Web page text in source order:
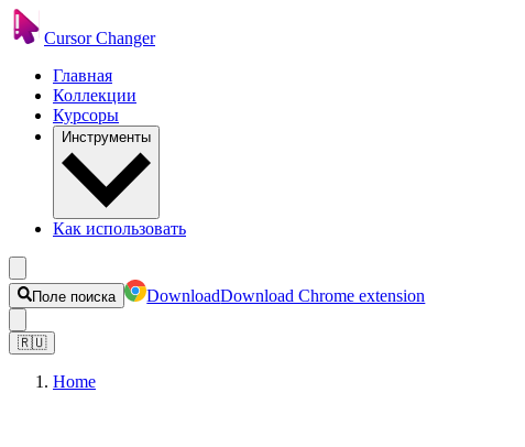
Cursor Changer
Главная
Коллекции
Курсоры
Инструменты
Как использовать
Поле поиска DownloadDownload Chrome extension
🇷🇺
Home